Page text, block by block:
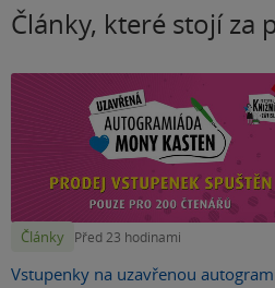
Články, které stojí za
Články Před 23 hodinami
Vstupenky na uzavřenou